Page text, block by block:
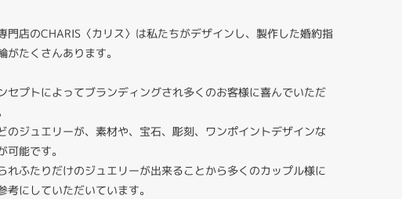
門店のCHARIS〈カリス〉は私たちがデザインし、製作した婚約指
がたくさんあります。
セプトによってブランディングされ多くのお客様に喜んでいただ
のジュエリーが、素材や、宝石、彫刻、ワンポイントデザインな
可能です。
れふたりだけのジュエリーが出来ることから多くのカップル様に
考にしていただいています。